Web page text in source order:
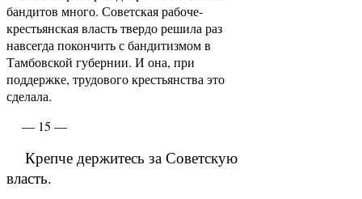
бандитов много. Советская рабоче-
крестьянская власть твер­до решила раз
навсегда покончить с бандитизмом в
Тамбовской губернии. И она, при
поддержке, трудо­вого крестьянства это
сделала.
— 15 —
Крепче держитесь за Советскую
власть.